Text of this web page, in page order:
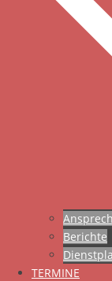
Berichte
TERMINE